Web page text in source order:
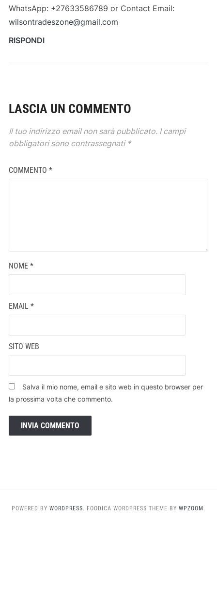
WhatsApp: +27633586789 or Contact Email:
wilsontradeszone@gmail.com
RISPONDI
LASCIA UN COMMENTO
Il tuo indirizzo email non sarà pubblicato. I campi
obbligatori sono contrassegnati *
COMMENTO *
NOME *
EMAIL *
SITO WEB
Salva il mio nome, email e sito web in questo browser per
la prossima volta che commento.
POWERED BY WORDPRESS. FOODICA WORDPRESS THEME BY WPZOOM.